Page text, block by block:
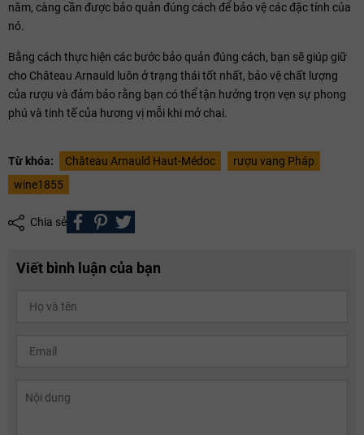
năm, càng cần được bảo quản đúng cách để bảo vệ các đặc tính của
nó.
Bằng cách thực hiện các bước bảo quản đúng cách, bạn sẽ giúp giữ
cho Château Arnauld luôn ở trạng thái tốt nhất, bảo vệ chất lượng
của rượu và đảm bảo rằng bạn có thể tận hưởng trọn vẹn sự phong
phú và tinh tế của hương vị mỗi khi mở chai.
Từ khóa: Château Arnauld Haut-Médoc
rượu vang Pháp
wine1855
Chia sẻ
Viết bình luận của bạn